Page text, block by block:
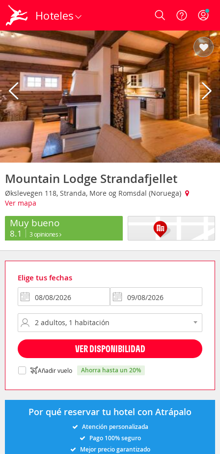
Hoteles Login
Mountain Lodge Strandafjellet
Økslevegen 118, Stranda, More og Romsdal (Noruega)
Ver mapa
Muy bueno
8.1 3 opiniones
Elige tus fechas
VER DISPONIBILIDAD
Añadir vuelo ahorra hasta un 20%
Por qué reservar tu hotel con Atrápalo
Atención personalizada
Pago 100% seguro
Mejor precio garantizado